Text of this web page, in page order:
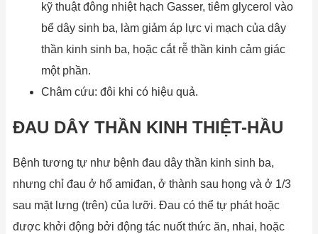
kỹ thuật đông nhiệt hạch Gasser, tiêm glycerol vào
bể dây sinh ba, làm giảm áp lực vi mạch của dây
thần kinh sinh ba, hoặc cắt rễ thần kinh cảm giác
một phần.
Châm cứu: đôi khi có hiệu quả.
ĐAU DÂY THẦN KINH THIỆT-HẦU
Bệnh tương tự như bệnh đau dây thần kinh sinh ba,
nhưng chỉ đau ở hố amiđan, ở thành sau họng và ở 1/3
sau mặt lưng (trên) của lưỡi. Đau có thể tự phát hoặc
được khởi động bởi động tác nuốt thức ăn, nhai, hoặc